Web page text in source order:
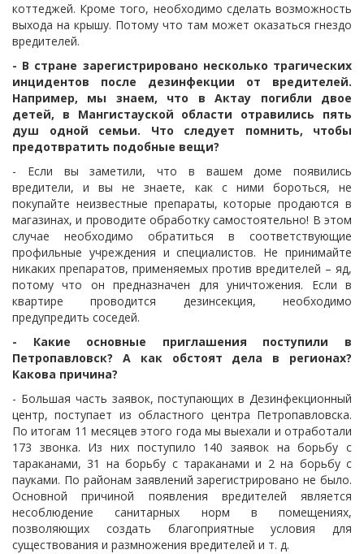
коттеджей. Кроме того, необходимо сделать возможность
выхода на крышу. Потому что там может оказаться гнездо
вредителей.
- В стране зарегистрировано несколько трагических
инцидентов после дезинфекции от вредителей.
Например, мы знаем, что в Актау погибли двое
детей, в Мангистауской области отравились пять
душ одной семьи. Что следует помнить, чтобы
предотвратить подобные вещи?
- Если вы заметили, что в вашем доме появились
вредители, и вы не знаете, как с ними бороться, не
покупайте неизвестные препараты, которые продаются в
магазинах, и проводите обработку самостоятельно! В этом
случае необходимо обратиться в соответствующие
профильные учреждения и специалистов. Не принимайте
никаких препаратов, применяемых против вредителей – яд,
потому что он предназначен для уничтожения. Если в
квартире проводится дезинсекция, необходимо
предупредить соседей.
- Какие основные приглашения поступили в
Петропавловск? А как обстоят дела в регионах?
Какова причина?
- Большая часть заявок, поступающих в Дезинфекционный
центр, поступает из областного центра Петропавловска.
По итогам 11 месяцев этого года мы выехали и отработали
173 звонка. Из них поступило 140 заявок на борьбу с
тараканами, 31 на борьбу с тараканами и 2 на борьбу с
пауками. По районам заявлений зарегистрировано не было.
Основной причиной появления вредителей является
несоблюдение санитарных норм в помещениях,
позволяющих создать благоприятные условия для
существования и размножения вредителей и т. д.